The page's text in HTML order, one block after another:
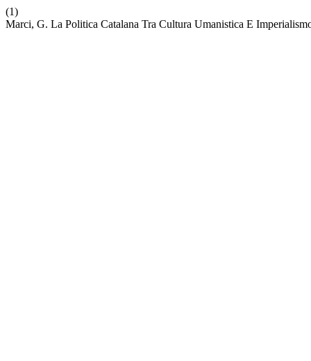
(1)
Marci, G. La Politica Catalana Tra Cultura Umanistica E